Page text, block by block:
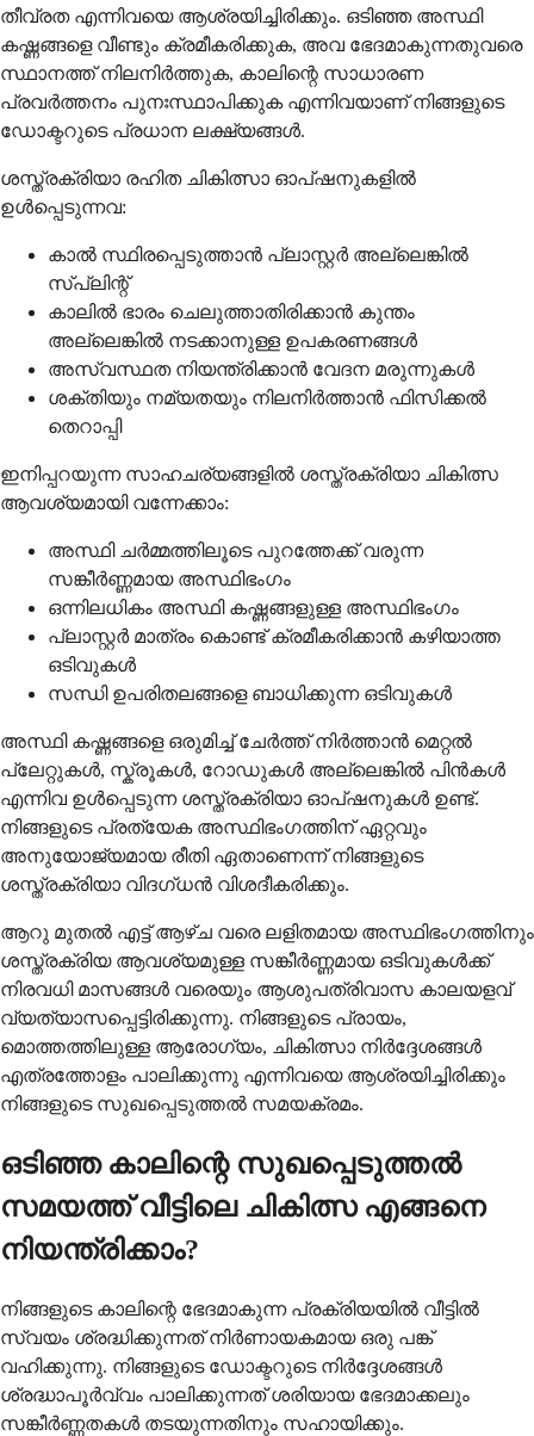
തീവ്രത എന്നിവയെ ആശ്രയിച്ചിരിക്കും. ഒടിഞ്ഞ അസ്ഥി
കഷ്ണങ്ങളെ വീണ്ടും ക്രമീകരിക്കുക, അവ ഭേദമാകുന്നതുവരെ
സ്ഥാനത്ത് നിലനിർത്തുക, കാലിന്റെ സാധാരണ
പ്രവർത്തനം പുനഃസ്ഥാപിക്കുക എന്നിവയാണ് നിങ്ങളുടെ
ഡോക്ടറുടെ പ്രധാന ലക്ഷ്യങ്ങൾ.
ശസ്ത്രക്രിയാ രഹിത ചികിത്സാ ഓപ്ഷനുകളിൽ
ഉൾപ്പെടുന്നവ:
കാൽ സ്ഥിരപ്പെടുത്താൻ പ്ലാസ്റ്റർ അല്ലെങ്കിൽ
സ്പ്ലിന്റ്
കാലിൽ ഭാരം ചെലുത്താതിരിക്കാൻ കുന്തം
അല്ലെങ്കിൽ നടക്കാനുള്ള ഉപകരണങ്ങൾ
അസ്വസ്ഥത നിയന്ത്രിക്കാൻ വേദന മരുന്നുകൾ
ശക്തിയും നമ്യതയും നിലനിർത്താൻ ഫിസിക്കൽ
തെറാപ്പി
ഇനിപ്പറയുന്ന സാഹചര്യങ്ങളിൽ ശസ്ത്രക്രിയാ ചികിത്സ
ആവശ്യമായി വന്നേക്കാം:
അസ്ഥി ചർമ്മത്തിലൂടെ പുറത്തേക്ക് വരുന്ന
സങ്കീർണ്ണമായ അസ്ഥിഭംഗം
ഒന്നിലധികം അസ്ഥി കഷ്ണങ്ങളുള്ള അസ്ഥിഭംഗം
പ്ലാസ്റ്റർ മാത്രം കൊണ്ട് ക്രമീകരിക്കാൻ കഴിയാത്ത
ഒടിവുകൾ
സന്ധി ഉപരിതലങ്ങളെ ബാധിക്കുന്ന ഒടിവുകൾ
അസ്ഥി കഷ്ണങ്ങളെ ഒരുമിച്ച് ചേർത്ത് നിർത്താൻ മെറ്റൽ
പ്ലേറ്റുകൾ, സ്ക്രൂകൾ, റോഡുകൾ അല്ലെങ്കിൽ പിൻകൾ
എന്നിവ ഉൾപ്പെടുന്ന ശസ്ത്രക്രിയാ ഓപ്ഷനുകൾ ഉണ്ട്.
നിങ്ങളുടെ പ്രത്യേക അസ്ഥിഭംഗത്തിന് ഏറ്റവും
അനുയോജ്യമായ രീതി ഏതാണെന്ന് നിങ്ങളുടെ
ശസ്ത്രക്രിയാ വിദഗ്ധൻ വിശദീകരിക്കും.
ആറു മുതൽ എട്ട് ആഴ്ച വരെ ലളിതമായ അസ്ഥിഭംഗത്തിനും
ശസ്ത്രക്രിയ ആവശ്യമുള്ള സങ്കീർണ്ണമായ ഒടിവുകൾക്ക്
നിരവധി മാസങ്ങൾ വരെയും ആശുപത്രിവാസ കാലയളവ്
വ്യത്യാസപ്പെട്ടിരിക്കുന്നു. നിങ്ങളുടെ പ്രായം,
മൊത്തത്തിലുള്ള ആരോഗ്യം, ചികിത്സാ നിർദ്ദേശങ്ങൾ
എത്രത്തോളം പാലിക്കുന്നു എന്നിവയെ ആശ്രയിച്ചിരിക്കും
നിങ്ങളുടെ സുഖപ്പെടുത്തൽ സമയക്രമം.
ഒടിഞ്ഞ കാലിന്റെ സുഖപ്പെടുത്തൽ
സമയത്ത് വീട്ടിലെ ചികിത്സ എങ്ങനെ
നിയന്ത്രിക്കാം?
നിങ്ങളുടെ കാലിന്റെ ഭേദമാകുന്ന പ്രക്രിയയിൽ വീട്ടിൽ
സ്വയം ശ്രദ്ധിക്കുന്നത് നിർണായകമായ ഒരു പങ്ക്
വഹിക്കുന്നു. നിങ്ങളുടെ ഡോക്ടറുടെ നിർദ്ദേശങ്ങൾ
ശ്രദ്ധാപൂർവ്വം പാലിക്കുന്നത് ശരിയായ ഭേദമാക്കലും
സങ്കീർണ്ണതകൾ തടയുന്നതിനും സഹായിക്കും.